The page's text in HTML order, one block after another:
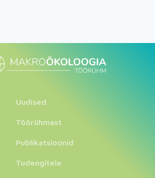
Uudised
Töörühmast
Publikatsioonid
Tudengitele